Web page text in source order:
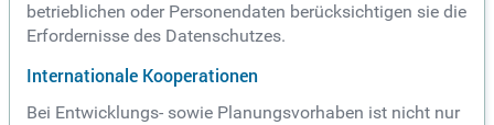
betrieblichen oder Personendaten berücksichtigen sie die
Erfordernisse des Datenschutzes.
Internationale Kooperationen
Bei Entwicklungs- sowie Planungsvorhaben ist nicht nur